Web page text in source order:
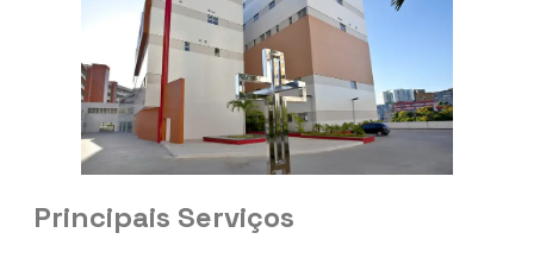
Principais Serviços